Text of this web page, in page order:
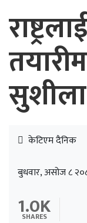
केटिएम दैनिक
बुधवार, असोज ८
1.0K
SHARES